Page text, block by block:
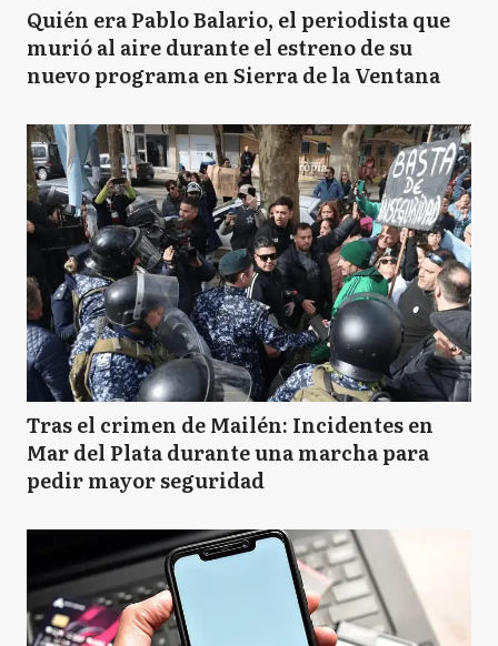
Quién era Pablo Balario, el periodista que
murió al aire durante el estreno de su
nuevo programa en Sierra de la Ventana
Tras el crimen de Mailén: Incidentes en
Mar del Plata durante una marcha para
pedir mayor seguridad